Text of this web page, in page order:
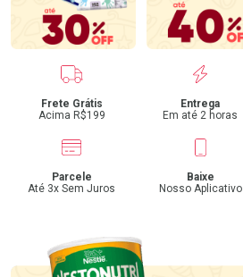
Benefícios
Frete Grátis
Acima R$199
Entrega
Em até 2 horas
Parcele
Até 3x Sem Juros
Baixe
Nosso Aplicativo